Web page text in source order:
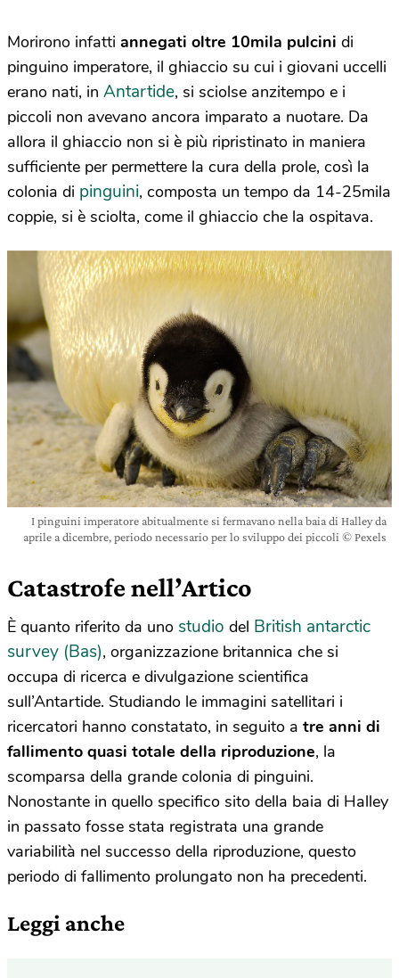
Morirono infatti annegati oltre 10mila pulcini di
pinguino imperatore, il ghiaccio su cui i giovani uccelli
erano nati, in Antartide, si sciolse anzitempo e i
piccoli non avevano ancora imparato a nuotare. Da
allora il ghiaccio non si è più ripristinato in maniera
sufficiente per permettere la cura della prole, così la
colonia di pinguini, composta un tempo da 14-25mila
coppie, si è sciolta, come il ghiaccio che la ospitava.
I pinguini imperatore abitualmente si fermavano nella baia di Halley da
aprile a dicembre, periodo necessario per lo sviluppo dei piccoli © Pexels
Catastrofe nell’Artico
È quanto riferito da uno studio del British antarctic
survey (Bas), organizzazione britannica che si
occupa di ricerca e divulgazione scientifica
sull’Antartide. Studiando le immagini satellitari i
ricercatori hanno constatato, in seguito a tre anni di
fallimento quasi totale della riproduzione, la
scomparsa della grande colonia di pinguini.
Nonostante in quello specifico sito della baia di Halley
in passato fosse stata registrata una grande
variabilità nel successo della riproduzione, questo
periodo di fallimento prolungato non ha precedenti.
Leggi anche